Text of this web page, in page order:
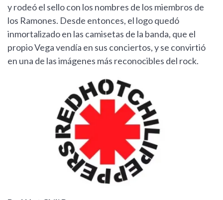
y rodeó el sello con los nombres de los miembros de
los Ramones. Desde entonces, el logo quedó
inmortalizado en las camisetas de la banda, que el
propio Vega vendía en sus conciertos, y se convirtió
en una de las imágenes más reconocibles del rock.